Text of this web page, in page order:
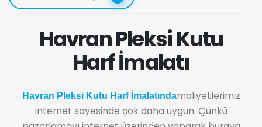
Havran Pleksi Kutu
Harf İmalatı
Havran Pleksi Kutu Harf İmalatındamaliyetlerimiz
internet sayesinde çok daha uygun. Çünkü